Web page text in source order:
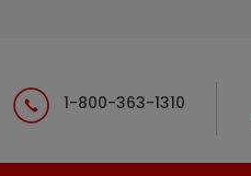
1-800-363-1310